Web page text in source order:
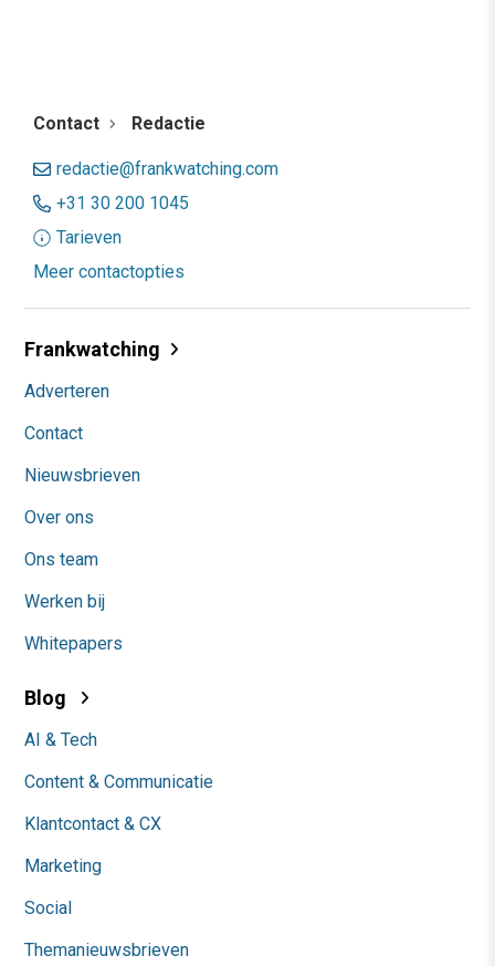
Contact Redactie
redactie@frankwatching.com
+31 30 200 1045
Tarieven
Meer contactopties
Frankwatching
Adverteren
Contact
Nieuwsbrieven
Over ons
Ons team
Werken bij
Whitepapers
Blog
AI & Tech
Content & Communicatie
Klantcontact & CX
Marketing
Social
Themanieuwsbrieven